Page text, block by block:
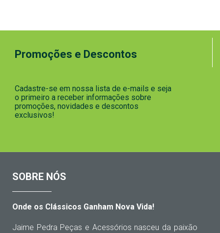
Promoções e Descontos
Cadastre-se em nossa lista de e-mails e seja
o primeiro a receber informações sobre
promoções, novidades e descontos
exclusivos!
SOBRE NÓS
Onde os Clássicos Ganham Nova Vida!
Jaime Pedra Peças e Acessórios nasceu da paixão